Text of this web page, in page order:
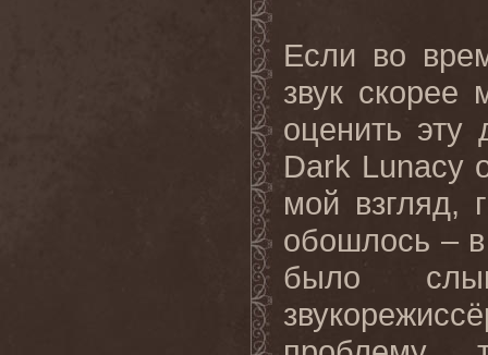
Если во
звук скорее
оценить эту
Dark Lunacy
мой взгляд,
обошлось – в
было